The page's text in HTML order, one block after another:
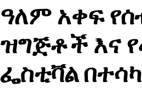
ዓለም አቀፍ
ዝግጅቶች እና
ፌስቲቫል